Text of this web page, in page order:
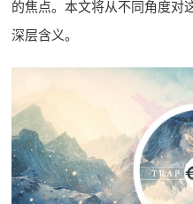
的焦点。本文将从不同角度对
深层含义。